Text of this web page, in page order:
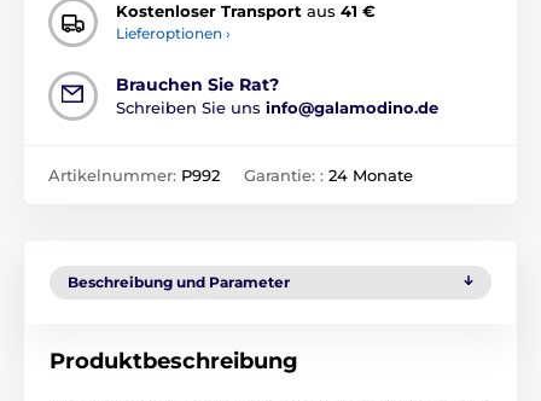
Kostenloser Transport aus 41 €
Lieferoptionen ›
Brauchen Sie Rat?
Schreiben Sie uns info@galamodino.de
Artikelnummer: P992 Garantie: : 24 Monate
Beschreibung und Parameter
Produktbeschreibung